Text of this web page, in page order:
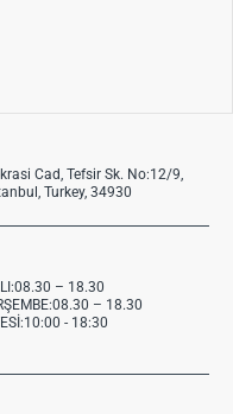
Cad, Tefsir Sk. No:12/9,
Turkey, 34930
– 18.30
– 18.30
- 18:30